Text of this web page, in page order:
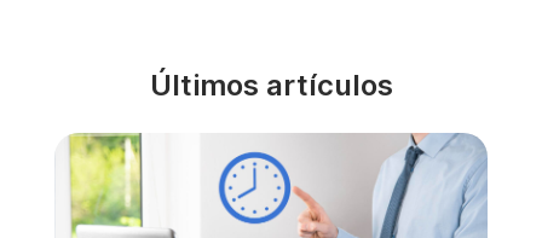
Últimos artículos